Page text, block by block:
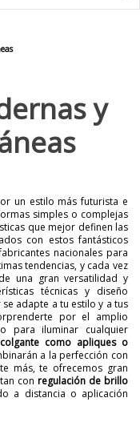
y
un estilo más futurista e
simples o complejas
que mejor definen las
con estos fantásticos
nacionales para
tendencias, y cada vez
una gran versatilidad y
técnicas y diseño
adapte a tu estilo y a tus
por el amplio
para iluminar cualquier
colgante como apliques o
a la perfección con
más, te ofrecemos gran
con regulación de brillo
a distancia o aplicación